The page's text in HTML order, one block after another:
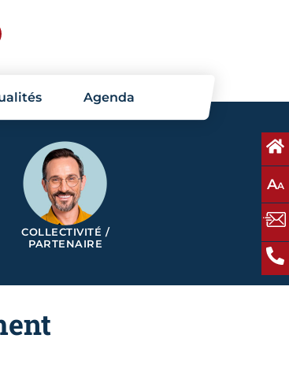
Agenda
AA
COLLECTIVITÉ /
PARTENAIRE